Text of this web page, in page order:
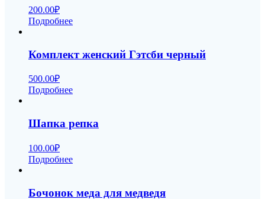
200.00₽
Подробнее
Комплект женский Гэтсби черный
500.00₽
Подробнее
Шапка репка
100.00₽
Подробнее
Бочонок меда для медведя